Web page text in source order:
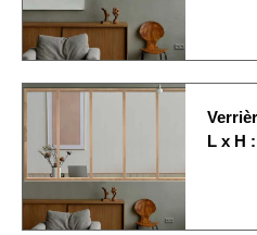
L x H